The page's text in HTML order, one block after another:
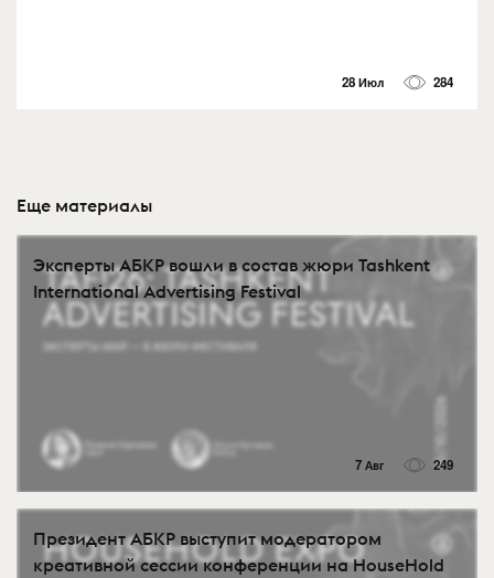
28 Июл 284
Еще материалы
Эксперты АБКР вошли в состав жюри Tashkent
International Advertising Festival
7 Авг 249
Президент АБКР выступит модератором
креативной сессии конференции на HouseHold